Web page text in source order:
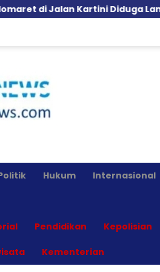
Kartini Diduga Langgar GSB,
Hukum Internasional
Pendidikan Kepolisian
Kementerian